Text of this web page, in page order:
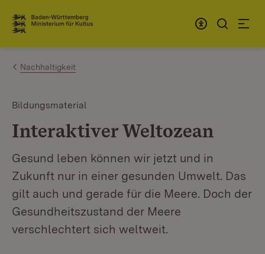
Zum Inhalt springen
Link zur Startseite
Nachhaltigkeit
Bildungsmaterial
Interaktiver Weltozean
Gesund leben können wir jetzt und in
Zukunft nur in einer gesunden Umwelt. Das
gilt auch und gerade für die Meere. Doch der
Gesundheitszustand der Meere
verschlechtert sich weltweit.